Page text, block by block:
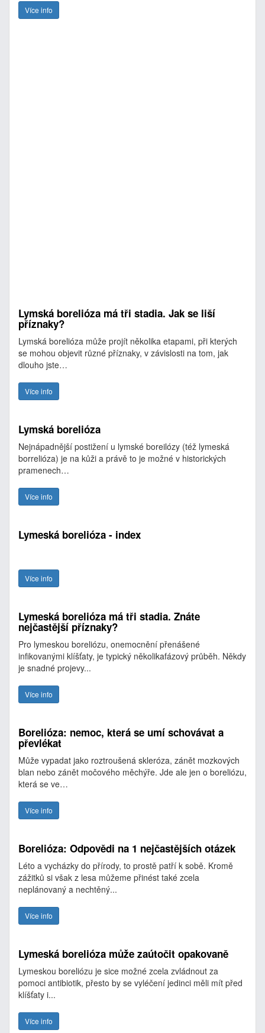
Více info
Lymská borelióza má tři stadia. Jak se liší
příznaky?
Lymská borelióza může projít několika etapami, při kterých
se mohou objevit různé příznaky, v závislosti na tom, jak
dlouho jste…
Více info
Lymská borelióza
Nejnápadnější postižení u lymské boreilózy (též lymeská
borrelióza) je na kůži a právě to je možné v historických
pramenech…
Více info
Lymeská borelióza - index
Více info
Lymeská borelióza má tři stadia. Znáte
nejčastější příznaky?
Pro lymeskou boreliózu, onemocnění přenášené
infikovanými klíšťaty, je typický několikafázový průběh. Někdy
je snadné projevy...
Více info
Borelióza: nemoc, která se umí schovávat a
převlékat
Může vypadat jako roztroušená skleróza, zánět mozkových
blan nebo zánět močového měchýře. Jde ale jen o boreliózu,
která se ve…
Více info
Borelióza: Odpovědi na 1 nejčastějších otázek
Léto a vycházky do přírody, to prostě patří k sobě. Kromě
zážitků si však z lesa můžeme přinést také zcela
neplánovaný a nechtěný...
Více info
Lymeská borelióza může zaútočit opakovaně
Lymeskou boreliózu je sice možné zcela zvládnout za
pomoci antibiotik, přesto by se vyléčení jedinci měli mít před
klíšťaty i...
Více info